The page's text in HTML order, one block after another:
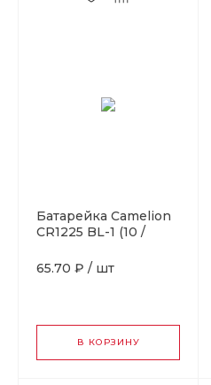
Батарейка Camelion
CR1225 BL-1 (10 /
65.70 ₽ / шт
В КОРЗИНУ